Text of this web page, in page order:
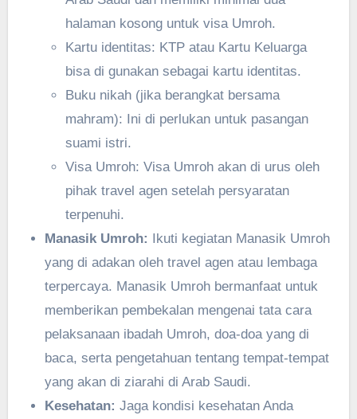
halaman kosong untuk visa Umroh.
Kartu identitas: KTP atau Kartu Keluarga
bisa di gunakan sebagai kartu identitas.
Buku nikah (jika berangkat bersama
mahram): Ini di perlukan untuk pasangan
suami istri.
Visa Umroh: Visa Umroh akan di urus oleh
pihak travel agen setelah persyaratan
terpenuhi.
Manasik Umroh: Ikuti kegiatan Manasik Umroh
yang di adakan oleh travel agen atau lembaga
terpercaya. Manasik Umroh bermanfaat untuk
memberikan pembekalan mengenai tata cara
pelaksanaan ibadah Umroh, doa-doa yang di
baca, serta pengetahuan tentang tempat-tempat
yang akan di ziarahi di Arab Saudi.
Kesehatan: Jaga kondisi kesehatan Anda